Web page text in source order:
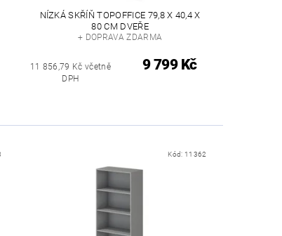
NÍZKÁ SKŘÍŇ TOPOFFICE 79,8 X 40,4 X
80 CM DVEŘE
+ DOPRAVA ZDARMA
11 856,79 Kč včetně
DPH
9 799 Kč
Kód: 11362